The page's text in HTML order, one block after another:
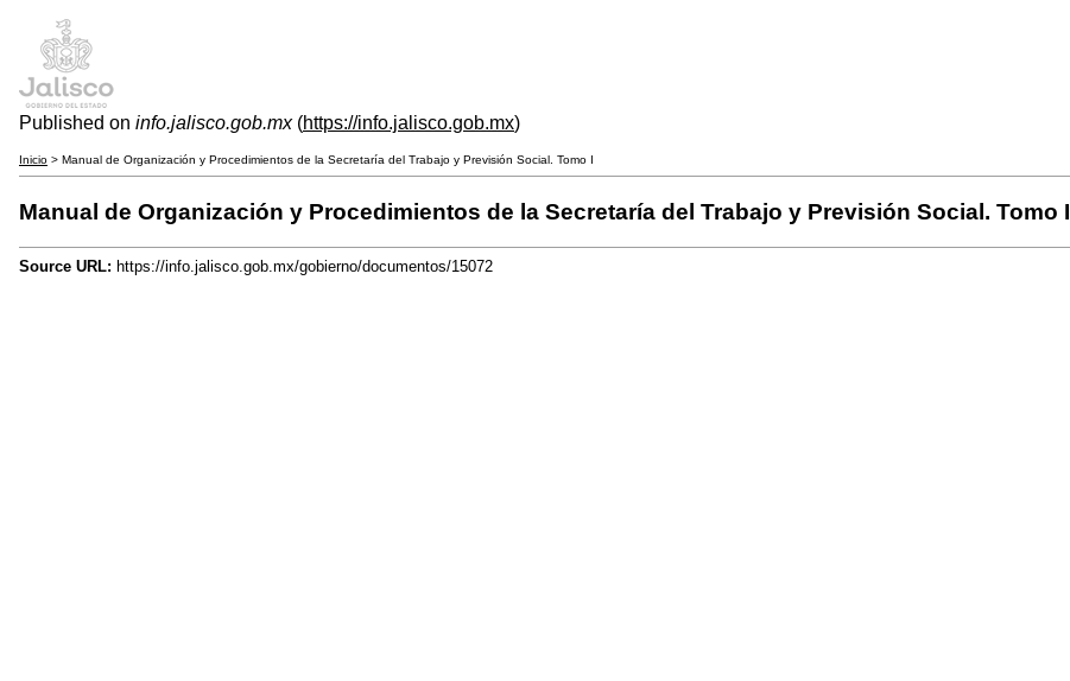
Published on info.jalisco.gob.mx(https://info.jalisco.gob.mx)
Inicio > Manual de Organización y Procedimientos de la Secretaría del Trabajo y Previsión Social. Tomo I
Manual de Organización y Procedimientos de la Secretaría del Trabajo y Previsión Social. Tomo I
Source URL: https://info.jalisco.gob.mx/gobierno/documentos/15072